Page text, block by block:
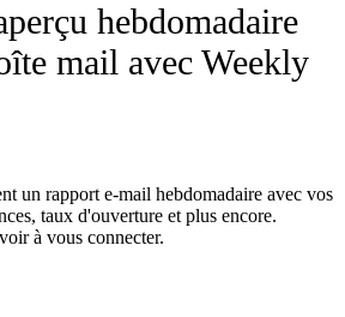
hebdomadaire
mail avec Weekly
un rapport e-mail hebdomadaire avec vos
taux d'ouverture et plus encore.
à vous connecter.